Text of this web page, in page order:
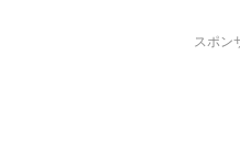
スポン